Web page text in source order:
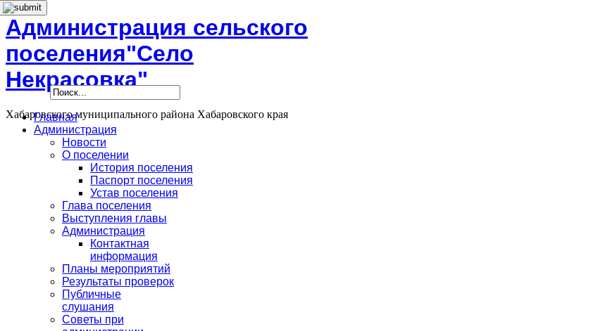
Администрация сельского
поселения"Село
Некрасовка"
Хабаровского муниципального района Хабаровского края
Главная
Администрация
Новости
О поселении
История поселения
Паспорт поселения
Устав поселения
Глава поселения
Выступления главы
Администрация
Контактная
информация
Планы мероприятий
Результаты проверок
Публичные
слушания
Советы при